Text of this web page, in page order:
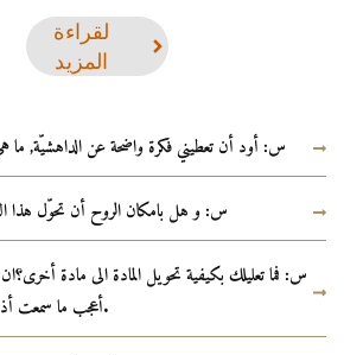
لقراءة
المزيد
س: أود أن تعطيني فكرة واضحة عن الداهشيّة,
س: و هل بامكان الروح أن تحوّل
س: فما تعليلك بكيفية تحويل المادة الى مادة
أعجب ما سمعت أذن و شاهدت عين.